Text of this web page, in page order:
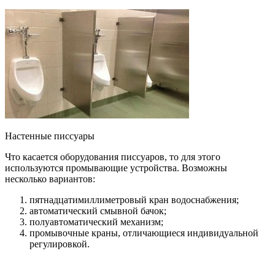
Настенные писсуары
Что касается оборудования писсуаров, то для этого
используются промывающие устройства. Возможны
несколько вариантов:
пятнадцатимиллиметровый кран водоснабжения;
автоматический смывной бачок;
полуавтоматический механизм;
промывочные краны, отличающиеся индивидуальной
регулировкой.